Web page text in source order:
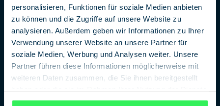
personalisieren, Funktionen für soziale Medien anbieten
zu können und die Zugriffe auf unsere Website zu
analysieren. Außerdem geben wir Informationen zu Ihrer
Verwendung unserer Website an unsere Partner für
soziale Medien, Werbung und Analysen weiter. Unsere
Partner führen diese Informationen möglicherweise mit
weiteren Daten zusammen, die Sie ihnen bereitgestellt
gesammelt haben.Datenschutzerklärung
neben Action-Movies
finden sich auf dem
Programm
Politthriller, Persiflagen und Biopic-Dokumentarfilme.
Und immer wieder stellt sich die Frage: Was ist Fiktion,
was Realität?
Den Anfang macht am 02. Januar 2020 die deutsche
wurde“. Es handelt sich um die verfilmte